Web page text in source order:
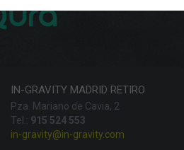
IN-GRAVITY MADRID RETIRO
Pza. Mariano de Cavia, 2
Tel.: 915 524 553
in-gravity@in-gravity.com